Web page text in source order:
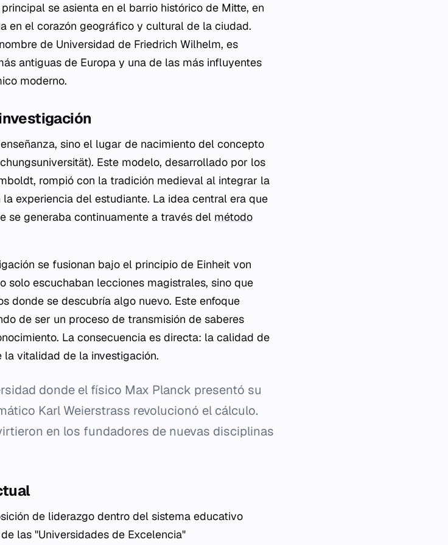
se asienta en el barrio histórico de Mitte, en
en el corazón geográfico y cultural de la ciudad.
de Universidad de Friedrich Wilhelm, es
antiguas de Europa y una de las más influyentes
moderno.
sino el lugar de nacimiento del concepto
Este modelo, desarrollado por los
rompió con la tradición medieval al integrar la
experiencia del estudiante. La idea central era que
se generaba continuamente a través del método
se fusionan bajo el principio de Einheit von
solo escuchaban lecciones magistrales, sino que
donde se descubría algo nuevo. Este enfoque
de ser un proceso de transmisión de saberes
La consecuencia es directa: la calidad de
vitalidad de la investigación.
donde el físico Max Planck presentó su
Karl Weierstrass revolucionó el cálculo.
en los fundadores de nuevas disciplinas
de liderazgo dentro del sistema educativo
las "Universidades de Excelencia"